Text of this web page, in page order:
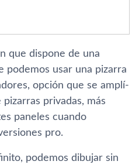
que dispone de una
podemos usar una pizarra
opción que se amplí­
privadas, más
paneles cuando
pro.
podemos dibujar sin